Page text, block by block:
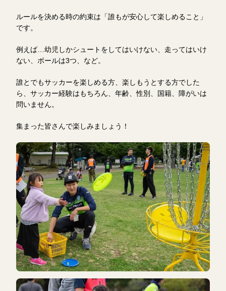
ルールを決める時の約束は「誰もが安心して楽しめること」
です。
例えば…幼児しかシュートをしてはいけない、走ってはいけ
ない、ボールは3つ、など。
誰とでもサッカーを楽しめる方、楽しもうとする方でした
ら、サッカー経験はもちろん、年齢、性別、国籍、障がいは
問いません。
集まった皆さんで楽しみましょう！